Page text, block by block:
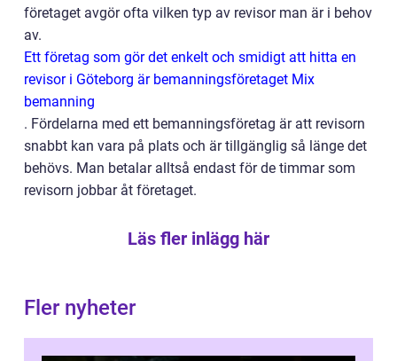
företaget avgör ofta vilken typ av revisor man är i behov
av.
Ett företag som gör det enkelt och smidigt att hitta en
revisor i Göteborg är bemanningsföretaget Mix
bemanning
. Fördelarna med ett bemanningsföretag är att revisorn
snabbt kan vara på plats och är tillgänglig så länge det
behövs. Man betalar alltså endast för de timmar som
revisorn jobbar åt företaget.
Läs fler inlägg här
Fler nyheter